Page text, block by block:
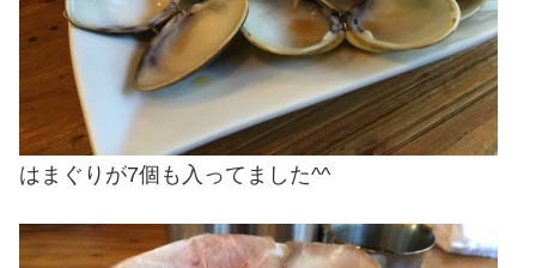
はまぐりが7個も入ってました^^